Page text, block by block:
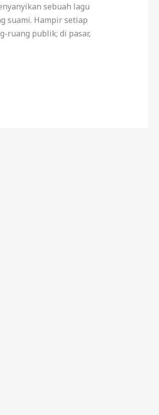
sebuah lagu
suami. Hampir setiap
ruang publik; di pasar,